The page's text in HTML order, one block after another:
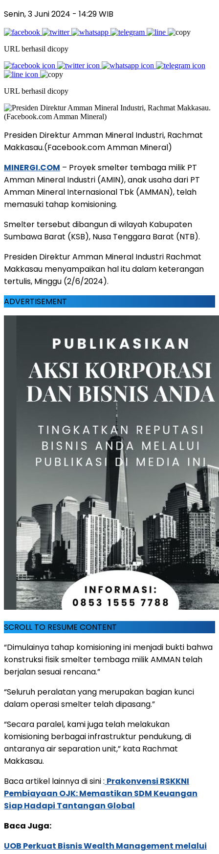
Senin, 3 Juni 2024 - 14:29 WIB
URL berhasil dicopy
URL berhasil dicopy
Presiden Direktur Amman Mineral Industri, Rachmat
Makkasau.(Facebook.com Amman Mineral)
MINERGI.COM – Proyek smelter tembaga milik PT
Amman Mineral Industri (AMIN), anak usaha dari PT
Amman Mineral Internasional Tbk (AMMAN), telah
memasuki tahap komisioning.
Smelter tersebut dibangun di wilayah Kabupaten
Sumbawa Barat (KSB), Nusa Tenggara Barat (NTB).
Presiden Direktur Amman Mineral Industri Rachmat
Makkasau menyampaikan hal itu dalam keterangan
tertulis, Minggu (2/6/2024).
ADVERTISEMENT
SCROLL TO RESUME CONTENT
“Dimulainya tahap komisioning ini menjadi bukti bahwa
konstruksi fisik smelter tembaga milik AMMAN telah
berjalan sesuai rencana.”
“Seluruh peralatan yang merupakan bagian kunci
dalam operasi smelter telah dipasang.”
“Secara paralel, kami juga telah melakukan
komisioning berbagai infrastruktur pendukung, di
antaranya air separation unit,” kata Rachmat
Makkasau.
Baca artikel lainnya di sini : Prakonvensi RSKKNI
Pembiayaan OJK: Memastikan SDM Keuangan
Siap Hadapi Tantangan Global
Baca Juga:
UOB Perkuat Bisnis Wealth Management melalui